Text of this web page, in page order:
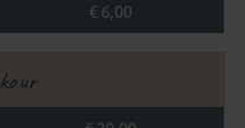
€ 6,00